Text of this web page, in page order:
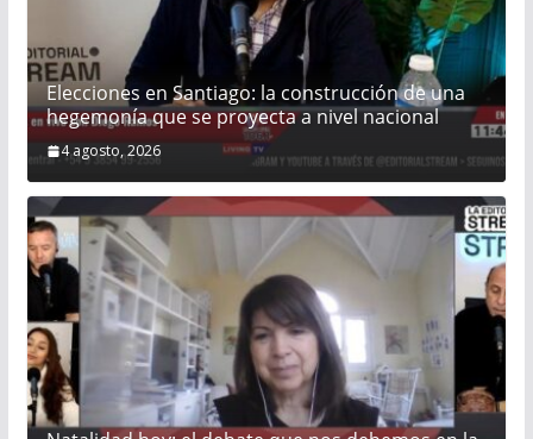
Elecciones en Santiago: la construcción de una
hegemonía que se proyecta a nivel nacional
4 agosto, 2026